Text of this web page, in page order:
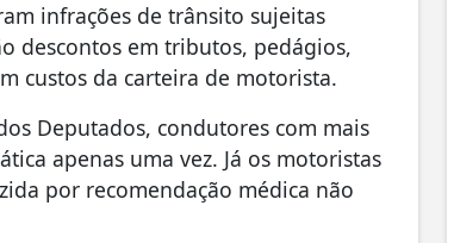
infrações de trânsito sujeitas
descontos em tributos, pedágios,
custos da carteira de motorista.
Deputados, condutores com mais
apenas uma vez. Já os motoristas
por recomendação médica não